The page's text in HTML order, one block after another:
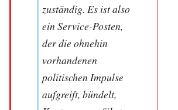
zuständig. Es ist also
ein Service-Posten,
der die ohnehin
vorhandenen
politischen Impulse
aufgreift, bündelt,